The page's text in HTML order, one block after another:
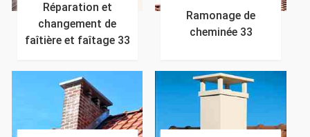
Réparation et
changement de
faîtière et faîtage 33
Ramonage de
cheminée 33